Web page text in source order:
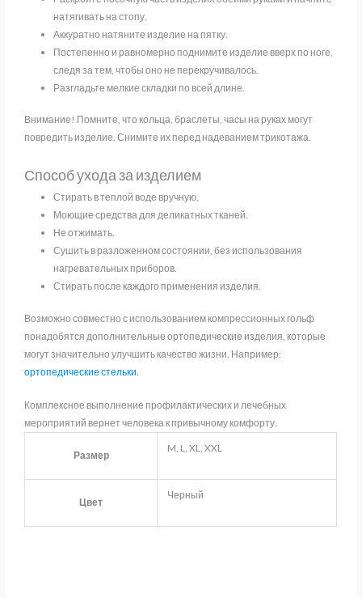
натягивать на стопу.
Аккуратно натяните изделие на пятку.
Постепенно и равномерно поднимите изделие вверх по ноге,
следя за тем, чтобы оно не перекручивалось.
Разгладьте мелкие складки по всей длине.
Внимание! Помните, что кольца, браслеты, часы на руках могут
повредить изделие. Снимите их перед надеванием трикотажа.
Способ ухода за изделием
Стирать в теплой воде вручную.
Моющие средства для деликатных тканей.
Не отжимать.
Сушить в разложенном состоянии, без использования
нагревательных приборов.
Стирать после каждого применения изделия.
Возможно совместно с использованием компрессионных гольф
понадобятся дополнительные ортопедические изделия, которые
могут значительно улучшить качество жизни. Например:
ортопедические стельки.
Комплексное выполнение профилактических и лечебных
мероприятий вернет человека к привычному комфорту.
Размер
M, L, XL, XXL
Цвет
Черный